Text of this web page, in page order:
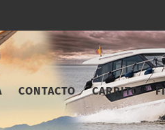
CONTACTO CARRITO